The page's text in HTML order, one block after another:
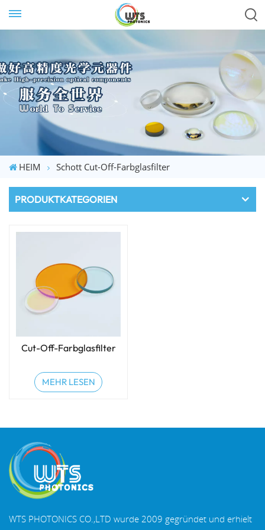
HEIM Schott Cut-Off-Farbglasfilter
PRODUKTKATEGORIEN
Cut-Off-Farbglasfilter
MEHR LESEN
WTS PHOTONICS CO.,LTD wurde 2009 gegründet und erhielt